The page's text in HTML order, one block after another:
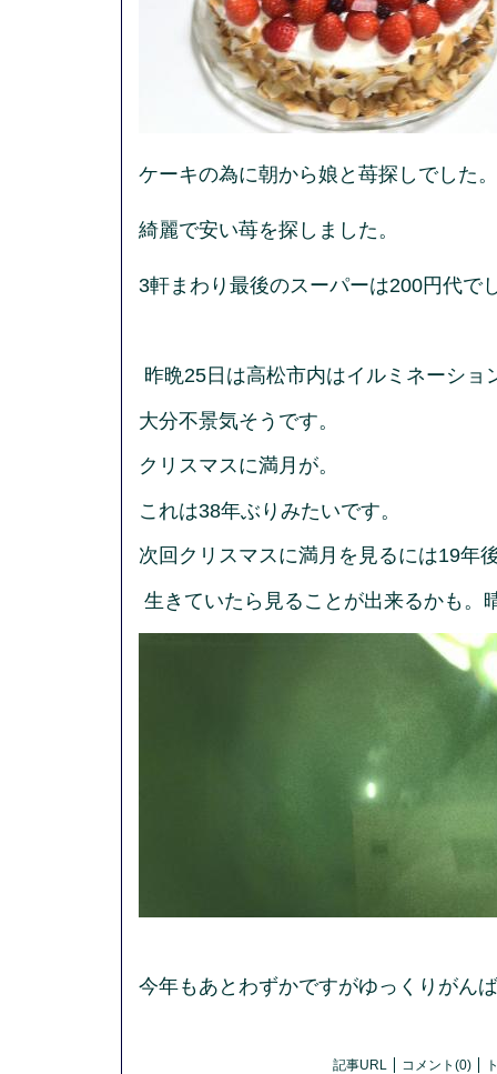
ケーキの為に朝から娘と苺探しでした。
綺麗で安い苺を探しました。
3軒まわり最後のスーパーは200円代で
昨晩25日は高松市内はイルミネーショ
大分不景気そうです。
クリスマスに満月が。
これは38年ぶりみたいです。
次回クリスマスに満月を見るには19年
生きていたら見ることが出来るかも。
今年もあとわずかですがゆっくりがん
記事URL コメント(0)